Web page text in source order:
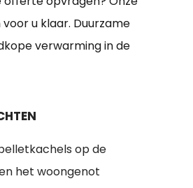
u klaar. Duurzame
verwarming in de
op de
het woongenot